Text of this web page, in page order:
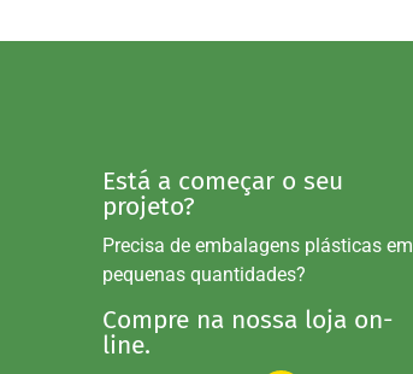
Está a começar o seu
projeto?
Precisa de embalagens plásticas em
pequenas quantidades?
Compre na nossa loja on-
line.